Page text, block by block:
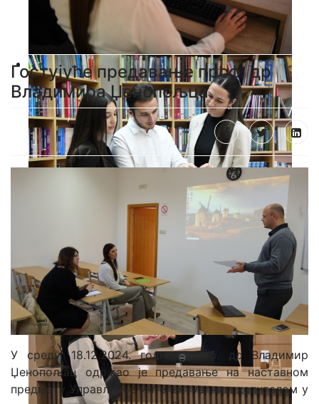
Гостујуће предавање проф. др
Владимира Џенопољца
У среду, 18.12.2024. године проф. др Владимир
Џенопољац одржао је предавање на наставном
предмету Управљање интелектуалним капиталом у